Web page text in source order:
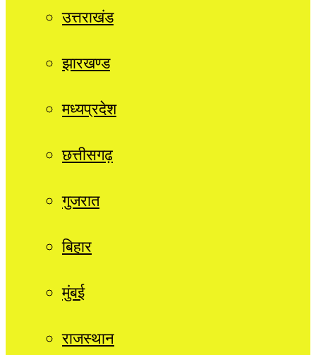
उत्तराखंड
झारखण्ड
मध्यप्रदेश
छत्तीसगढ़
गुजरात
बिहार
मुंबई
राजस्थान